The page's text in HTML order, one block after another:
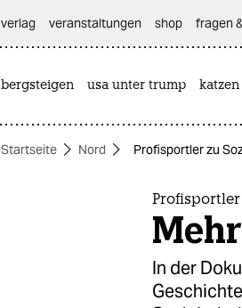
themen
verlag
veranstaltungen shop fragen
bergsteigen usa unter trump katzen
Startseite Nord Profisportler zu
In der